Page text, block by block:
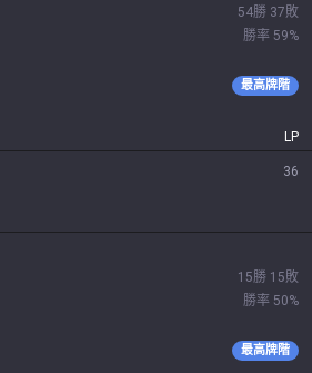
54勝 37敗
勝率 59%
最高牌階
LP
36
15勝 15敗
勝率 50%
最高牌階